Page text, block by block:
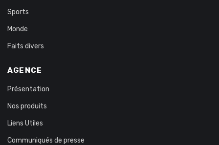
Sports
Monde
Faits divers
AGENCE
Présentation
Nos produits
Liens Utiles
Communiqués de presse